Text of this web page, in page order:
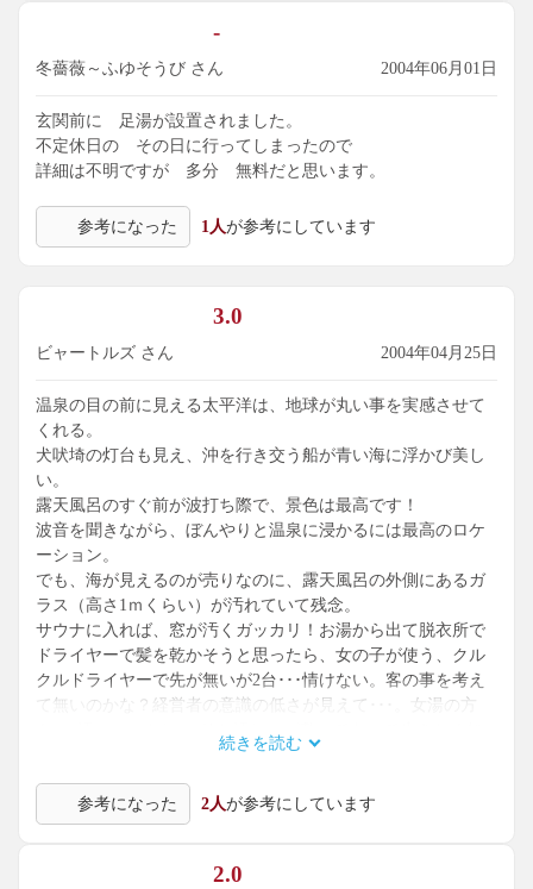
肌にまとわり付くお湯でした。
壊れているのとか 熟睡占領していて
なかなか利用できないのが残念！
やはり熱め・・
-
冬薔薇～ふゆそうび さん 2004年06月01日
玄関前に 足湯が設置されました。
不定休日の その日に行ってしまったので
詳細は不明ですが 多分 無料だと思います。
参考になった 1人が参考にしています
3.0
ビャートルズ さん 2004年04月25日
温泉の目の前に見える太平洋は、地球が丸い事を実感させて
くれる。
犬吠埼の灯台も見え、沖を行き交う船が青い海に浮かび美し
い。
露天風呂のすぐ前が波打ち際で、景色は最高です！
波音を聞きながら、ぼんやりと温泉に浸かるには最高のロケ
ーション。
でも、海が見えるのが売りなのに、露天風呂の外側にあるガ
ラス（高さ1ｍくらい）が汚れていて残念。
サウナに入れば、窓が汚くガッカリ！お湯から出て脱衣所で
ドライヤーで髪を乾かそうと思ったら、女の子が使う、クル
クルドライヤーで先が無いが2台･･･情けない。客の事を考え
て無いのかな？経営者の意識の低さが見えて･･･。女湯の方
脱衣所で働いているおばちゃんは、タオルたたみとお客さん
とのおしゃべりばかり。綺麗好きな人なら･･･。京成ホテルの
温泉にすればよかったなんて言われる始末。ガックリ！！
続きを読む
参考になった 2人が参考にしています
2.0